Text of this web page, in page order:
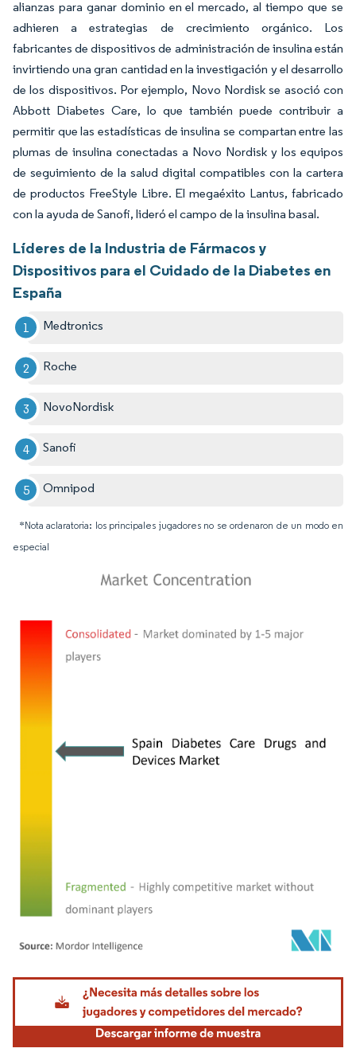
alianzas para ganar dominio en el mercado, al tiempo que se
adhieren a estrategias de crecimiento orgánico. Los
fabricantes de dispositivos de administración de insulina están
invirtiendo una gran cantidad en la investigación y el desarrollo
de los dispositivos. Por ejemplo, Novo Nordisk se asoció con
Abbott Diabetes Care, lo que también puede contribuir a
permitir que las estadísticas de insulina se compartan entre las
plumas de insulina conectadas a Novo Nordisk y los equipos
de seguimiento de la salud digital compatibles con la cartera
de productos FreeStyle Libre. El megaéxito Lantus, fabricado
con la ayuda de Sanofi, lideró el campo de la insulina basal.
Líderes de la Industria de Fármacos y
Dispositivos para el Cuidado de la Diabetes en
España
Medtronics
Roche
NovoNordisk
Sanofi
Omnipod
*Nota aclaratoria: los principales jugadores no se ordenaron de un modo en
especial
Imagen © Mordor Intelligence. El uso requiere atribución según CC BY 4.0.